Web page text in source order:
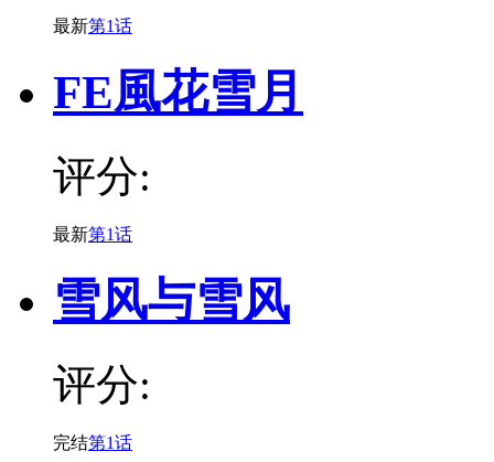
最新第1话
FE風花雪月
评分:
最新第1话
雪风与雪风
评分:
完结第1话